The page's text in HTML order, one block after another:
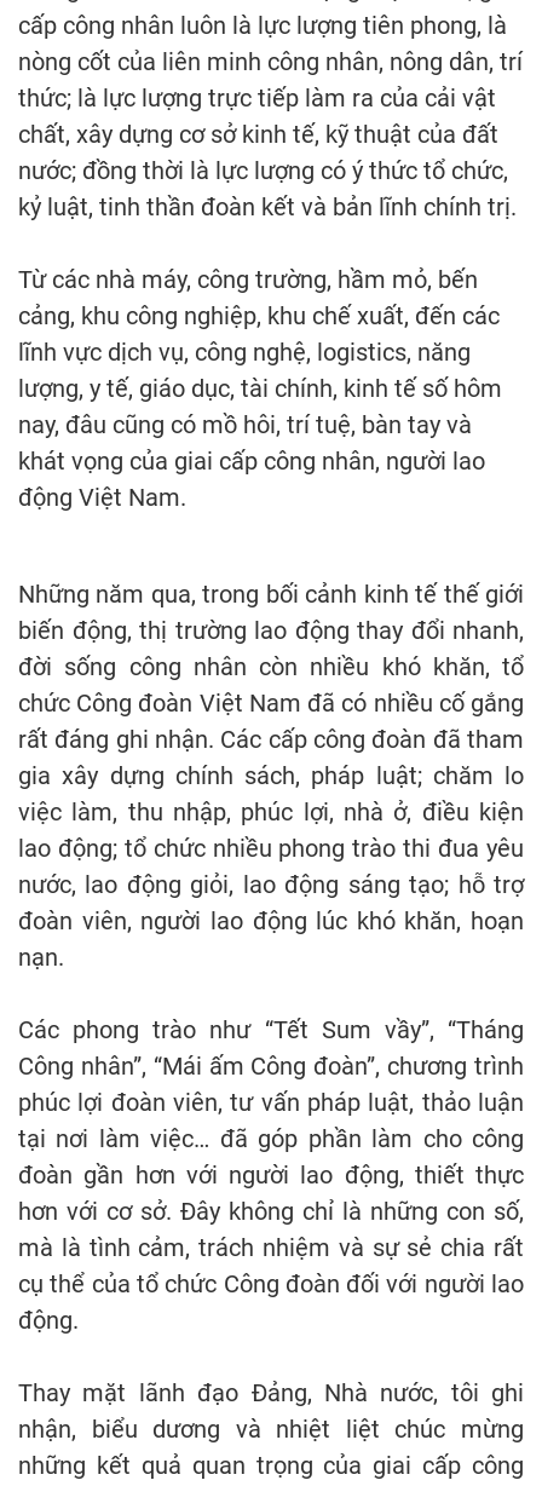
cấp công nhân luôn là lực lượng tiên phong, là
nòng cốt của liên minh công nhân, nông dân, trí
thức; là lực lượng trực tiếp làm ra của cải vật
chất, xây dựng cơ sở kinh tế, kỹ thuật của đất
nước; đồng thời là lực lượng có ý thức tổ chức,
kỷ luật, tinh thần đoàn kết và bản lĩnh chính trị.
Từ các nhà máy, công trường, hầm mỏ, bến
cảng, khu công nghiệp, khu chế xuất, đến các
lĩnh vực dịch vụ, công nghệ, logistics, năng
lượng, y tế, giáo dục, tài chính, kinh tế số hôm
nay, đâu cũng có mồ hôi, trí tuệ, bàn tay và
khát vọng của giai cấp công nhân, người lao
động Việt Nam.
Những năm qua, trong bối cảnh kinh tế thế giới
biến động, thị trường lao động thay đổi nhanh,
đời sống công nhân còn nhiều khó khăn, tổ
chức Công đoàn Việt Nam đã có nhiều cố gắng
rất đáng ghi nhận. Các cấp công đoàn đã tham
gia xây dựng chính sách, pháp luật; chăm lo
việc làm, thu nhập, phúc lợi, nhà ở, điều kiện
lao động; tổ chức nhiều phong trào thi đua yêu
nước, lao động giỏi, lao động sáng tạo; hỗ trợ
đoàn viên, người lao động lúc khó khăn, hoạn
nạn.
Các phong trào như “Tết Sum vầy”, “Tháng
Công nhân”, “Mái ấm Công đoàn”, chương trình
phúc lợi đoàn viên, tư vấn pháp luật, thảo luận
tại nơi làm việc… đã góp phần làm cho công
đoàn gần hơn với người lao động, thiết thực
hơn với cơ sở. Đây không chỉ là những con số,
mà là tình cảm, trách nhiệm và sự sẻ chia rất
cụ thể của tổ chức Công đoàn đối với người lao
động.
Thay mặt lãnh đạo Đảng, Nhà nước, tôi ghi
nhận, biểu dương và nhiệt liệt chúc mừng
những kết quả quan trọng của giai cấp công